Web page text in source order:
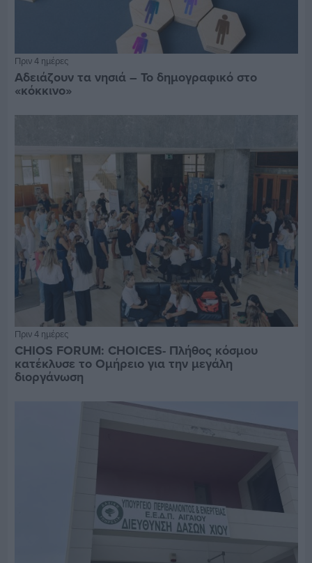
Πριν 4 ημέρες
Αδειάζουν τα νησιά – Το δημογραφικό στο
«κόκκινο»
Πριν 4 ημέρες
CHIOS FORUM: CHOICES- Πλήθος κόσμου
κατέκλυσε το Ομήρειο για την μεγάλη
διοργάνωση